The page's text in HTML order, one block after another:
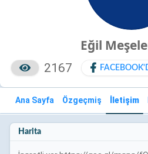
Eğil
2167
Ana Sayfa Özgeçmiş İletişim
Harita